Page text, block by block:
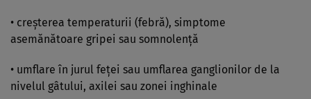
• creşterea temperaturii (febră), simptome
asemănătoare gripei sau somnolenţă
• umflare în jurul feţei sau umflarea ganglionilor de la
nivelul gâtului, axilei sau zonei inghinale